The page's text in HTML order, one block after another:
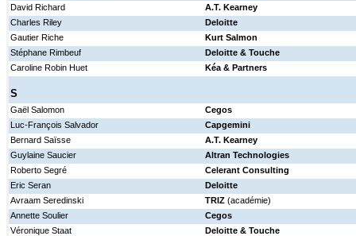
David Richard
A.T. Kearney
Charles Riley
Deloitte
Gautier Riche
Kurt Salmon
Stéphane Rimbeuf
Deloitte & Touche
Caroline Robin Huet
Kéa & Partners
S
Gaël Salomon
Cegos
Luc-François Salvador
Capgemini
Bernard Saïsse
A.T. Kearney
Guylaine Saucier
Altran Technologies
Roberto Segré
Celerant Consulting
Eric Seran
Deloitte
Avraam Seredinski
TRIZ (académie)
Annette Soulier
Cegos
Véronique Staat
Deloitte & Touche